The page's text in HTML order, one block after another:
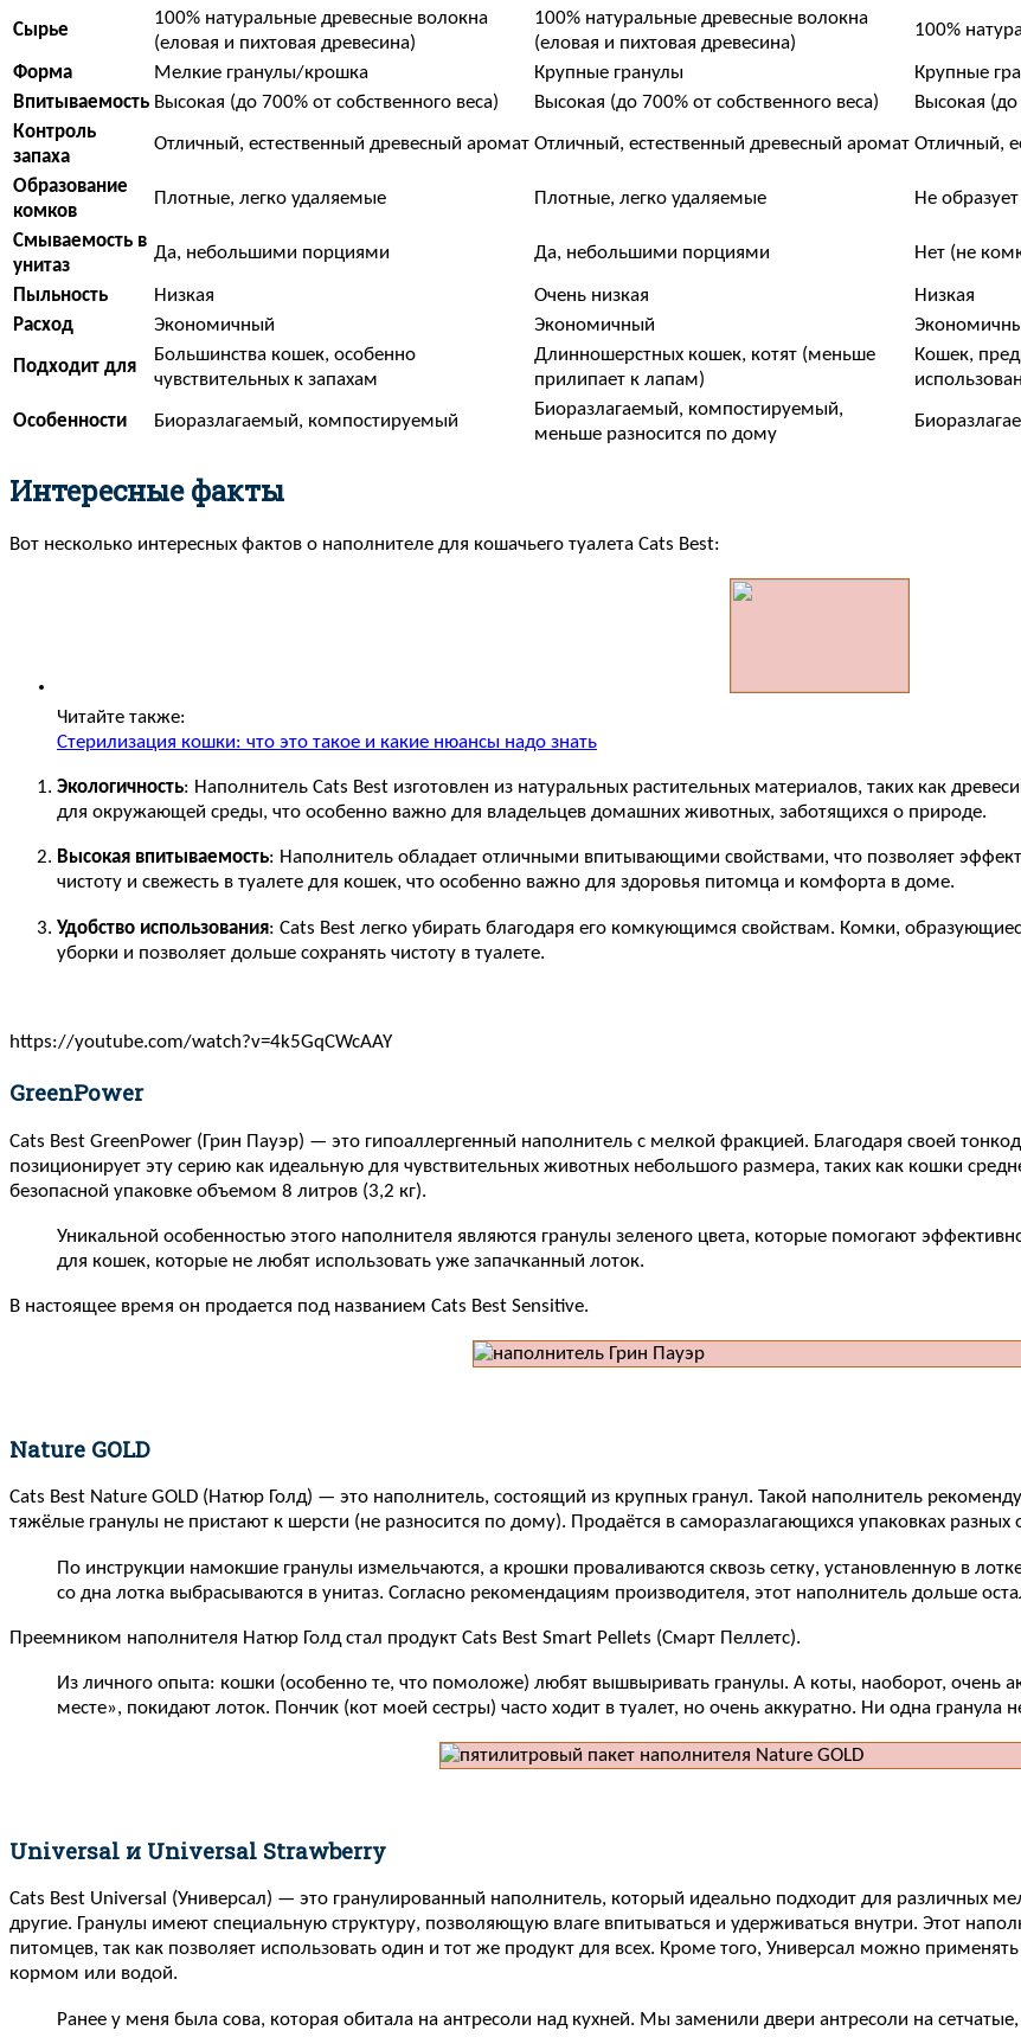
Сырье
100% натуральные древесные волокна
(еловая и пихтовая древесина)
100% натуральные древесные волокна
(еловая и пихтовая древесина)
100%
Форма Мелкие гранулы/крошка Крупные гранулы
Крупные
Впитываемость Высокая (до 700% от собственного веса) Высокая (до 700% от собственного веса)
Высокая (до
Контроль
запаха
Отличный, естественный древесный аромат Отличный, естественный древесный аромат Отличный,
Образование
комков
Плотные, легко удаляемые Плотные, легко удаляемые Не
Смываемость в
унитаз
Да, небольшими порциями Да, небольшими порциями Нет (не
Пыльность Низкая Очень низкая
Низкая
Расход
Экономичный Экономичный
Подходит для
Большинства кошек, особенно
чувствительных к запахам
Длинношерстных кошек, котят (меньше
прилипает к лапам)
Кошек,
Особенности Биоразлагаемый, компостируемый
Биоразлагаемый, компостируемый,
меньше разносится по дому
Интересные факты
Вот несколько интересных фактов о наполнителе для кошачьего туалета Cats Best:
Читайте также:
Стерилизация кошки: что это такое и какие нюансы надо знать
Экологичность: Наполнитель Cats Best изготовлен из натуральных растительных материалов, таких как
для окружающей среды, что особенно важно для владельцев домашних животных, заботящихся о природе.
Высокая впитываемость: Наполнитель обладает отличными впитывающими свойствами, что позволяет
чистоту и свежесть в туалете для кошек, что особенно важно для здоровья питомца и комфорта в доме.
Удобство использования: Cats Best легко убирать благодаря его комкующимся свойствам. Комки,
уборки и позволяет дольше сохранять чистоту в туалете.
https://youtube.com/watch?v=4k5GqCWcAAY
GreenPower
Cats Best GreenPower (Грин Пауэр) — это гипоаллергенный наполнитель с мелкой фракцией. Благодаря своей
позиционирует эту серию как идеальную для чувствительных животных небольшого размера, таких как кошки
безопасной упаковке объемом 8 литров (3,2 кг).
Уникальной особенностью этого наполнителя являются гранулы зеленого цвета, которые помогают
для кошек, которые не любят использовать уже запачканный лоток.
В настоящее время он продается под названием Cats Best Sensitive.
Nature GOLD
Cats Best Nature GOLD (Натюр Голд) — это наполнитель, состоящий из крупных гранул. Такой наполнитель
тяжёлые гранулы не пристают к шерсти (не разносится по дому). Продаётся в саморазлагающихся упаковках
По инструкции намокшие гранулы измельчаются, а крошки проваливаются сквозь сетку, установленную в
со дна лотка выбрасываются в унитаз. Согласно рекомендациям производителя, этот наполнитель дольше
Преемником наполнителя Натюр Голд стал продукт Cats Best Smart Pellets (Смарт Пеллетс).
Из личного опыта: кошки (особенно те, что помоложе) любят вышвыривать гранулы. А коты, наоборот, очень
месте», покидают лоток. Пончик (кот моей сестры) часто ходит в туалет, но очень аккуратно. Ни одна гранула
Universal и Universal Strawberry
Cats Best Universal (Универсал) — это гранулированный наполнитель, который идеально подходит для различных
другие. Гранулы имеют специальную структуру, позволяющую влаге впитываться и удерживаться внутри. Этот
питомцев, так как позволяет использовать один и тот же продукт для всех. Кроме того, Универсал можно
кормом или водой.
Ранее у меня была сова, которая обитала на антресоли над кухней. Мы заменили двери антресоли на